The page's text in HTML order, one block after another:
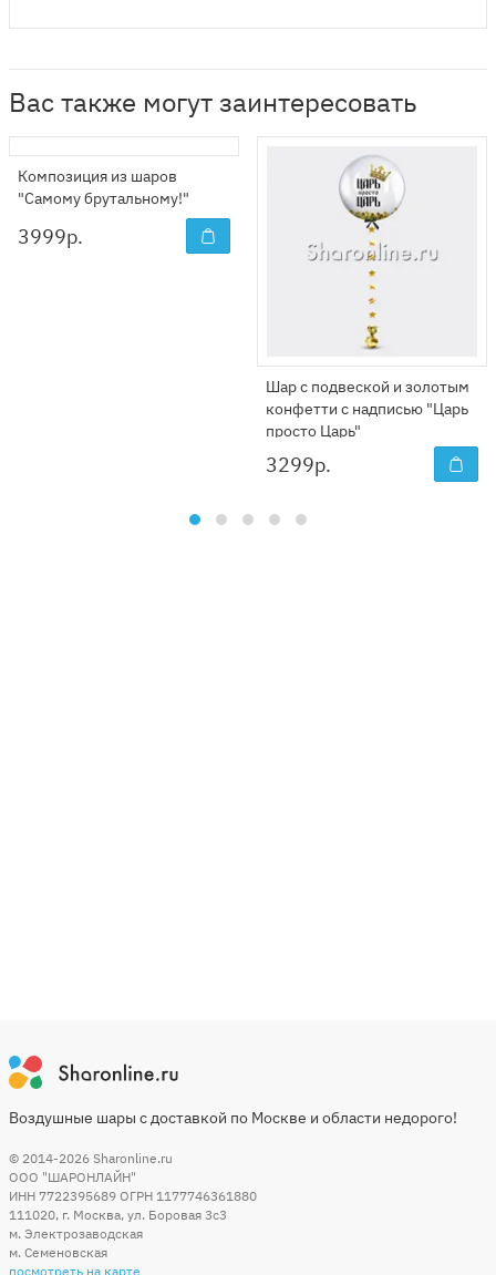
Вас также могут заинтересовать
Композиция из шаров
"Самому брутальному!"
3999р.
Шар с подвеской и золотым
конфетти с надписью "Царь
просто Царь"
3299р.
Воздушные шары с доставкой по Москве и области недорого!
© 2014-2026 Sharonline.ru
ООО "ШАРОНЛАЙН"
ИНН 7722395689 ОГРН 1177746361880
111020, г. Москва, ул. Боровая 3c3
м. Электрозаводская
м. Семеновская
посмотреть на карте